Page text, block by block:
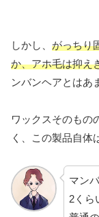
しかし、 がっちり
か、アホ毛は抑え
ンバンヘアとはあ
ワックスそのもの
く、この製品自体
マン
2くら